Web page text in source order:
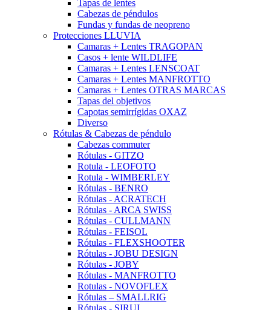
Tapas de lentes
Cabezas de péndulos
Fundas y fundas de neopreno
Protecciones LLUVIA
Camaras + Lentes TRAGOPAN
Casos + lente WILDLIFE
Camaras + Lentes LENSCOAT
Camaras + Lentes MANFROTTO
Camaras + Lentes OTRAS MARCAS
Tapas del objetivos
Capotas semirrígidas OXAZ
Diverso
Rótulas & Cabezas de péndulo
Cabezas commuter
Rótulas - GITZO
Rotula - LEOFOTO
Rotula - WIMBERLEY
Rótulas - BENRO
Rótulas - ACRATECH
Rótulas - ARCA SWISS
Rótulas - CULLMANN
Rótulas - FEISOL
Rótulas - FLEXSHOOTER
Rótulas - JOBU DESIGN
Rótulas - JOBY
Rótulas - MANFROTTO
Rotulas - NOVOFLEX
Rótulas – SMALLRIG
Rótulas - SIRUI